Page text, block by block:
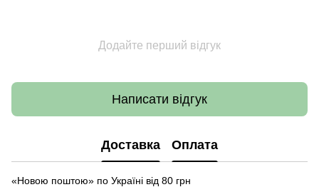
Додайте перший відгук
Написати відгук
Доставка Оплата
«Новою поштою» по Україні від 80 грн